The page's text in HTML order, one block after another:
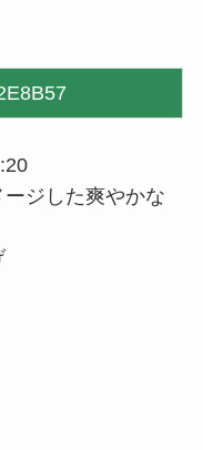
ージした爽やかな